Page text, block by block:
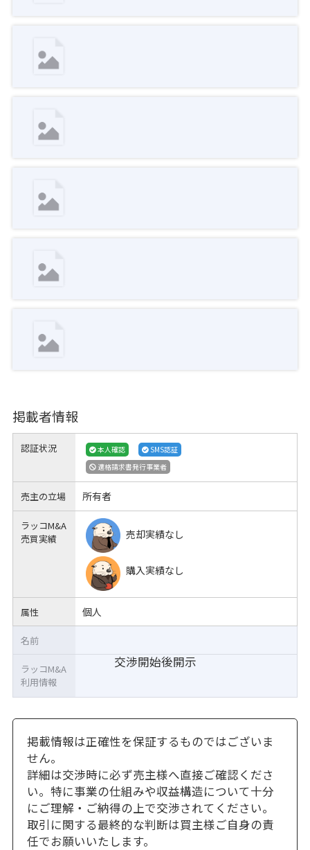
掲載者情報
認証状況 本人確認
SMS認証
適格請求書発行事業者
売主の立場 所有者
ラッコM&A
売買実績
売却実績なし
購入実績なし
属性 個人
交渉開始後開示
名前
ラッコM&A
利用情報
掲載情報は正確性を保証するものではございま
せん。
詳細は交渉時に必ず売主様へ直接ご確認くださ
い。特に事業の仕組みや収益構造について十分
にご理解・ご納得の上で交渉されてください。
取引に関する最終的な判断は買主様ご自身の責
任でお願いいたします。